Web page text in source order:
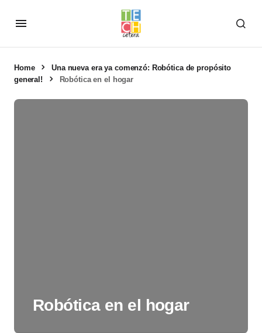
Home
Una nueva era ya comenzó: Robótica de propósito
general!
Robótica en el hogar
Robótica en el hogar